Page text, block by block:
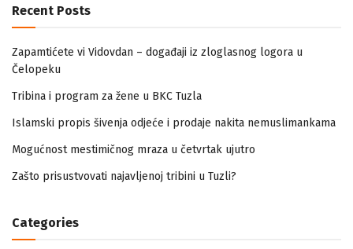
Recent Posts
Zapamtićete vi Vidovdan – događaji iz zloglasnog logora u
Čelopeku
Tribina i program za žene u BKC Tuzla
Islamski propis šivenja odjeće i prodaje nakita nemuslimankama
Mogućnost mestimičnog mraza u četvrtak ujutro
Zašto prisustvovati najavljenoj tribini u Tuzli?
Categories